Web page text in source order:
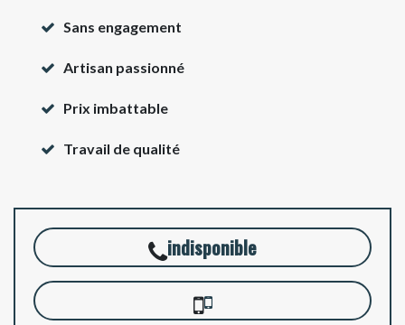
Sans engagement
Artisan passionné
Prix imbattable
Travail de qualité
indisponible